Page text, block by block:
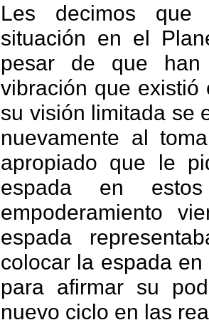
Les decimos que
situación en el
pesar de que han
vibración que
su visión limitada se
nuevamente al
apropiado que le
espada en
empoderamiento
espada
colocar la espada
para afirmar su
nuevo ciclo en las